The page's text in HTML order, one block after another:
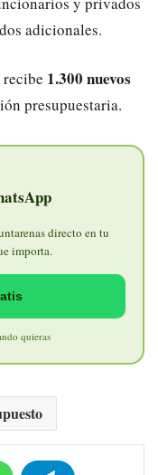
adicionales.
1.300 nuevos
presupuestaria.
directo en tu
importa.
quieras